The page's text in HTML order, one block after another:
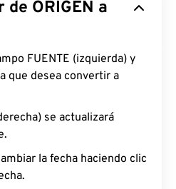
ORIGEN a
FUENTE (izquierda) y
que desea convertir a
se actualizará
la fecha haciendo clic